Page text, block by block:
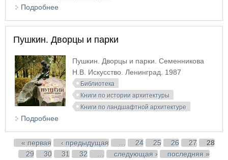
Подробнее
Пушкин. Дворцы и парки
Пушкин. Дворцы и парки. Семенникова
Н.В. Искусство. Ленинград. 1987
Библиотека
Книги по истории архитектуры
Книги по ландшафтной архитектуре
Подробнее
Страницы
« первая ‹ предыдущая 24 25 26 27
28
29
30 31 32 следующая › последняя »